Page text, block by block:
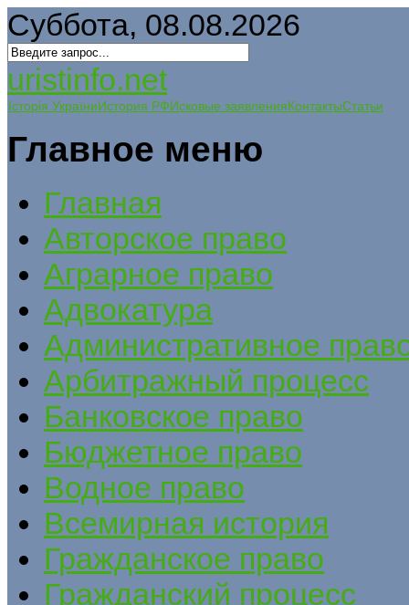
Суббота, 08.08.2026
uristinfo.net
Історія УкраїниИстория РФИсковые заявленияКонтактыСтатьи
Главное меню
Главная
Авторское право
Аграрное право
Адвокатура
Административное
Арбитражный процесс
Банковское право
Бюджетное право
Водное право
Всемирная история
Гражданское право
Гражданский процесс